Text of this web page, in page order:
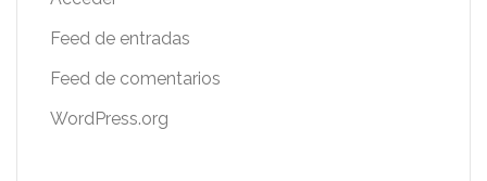
Feed de entradas
Feed de comentarios
WordPress.org